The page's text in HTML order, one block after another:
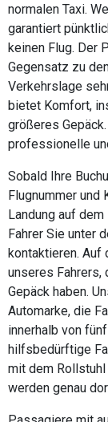
normalen Taxi.
garantiert
keinen Flug. Der
Gegensatz zu
Verkehrslage
bietet Komfort,
größeres
professionelle
Sobald Ihre
Flugnummer und
Landung auf dem
Fahrer Sie unter
kontaktieren. Auf
unseres Fahrers,
Gepäck haben.
Automarke, die
innerhalb von
hilfsbedürftige
mit dem Rollstuhl
werden genau